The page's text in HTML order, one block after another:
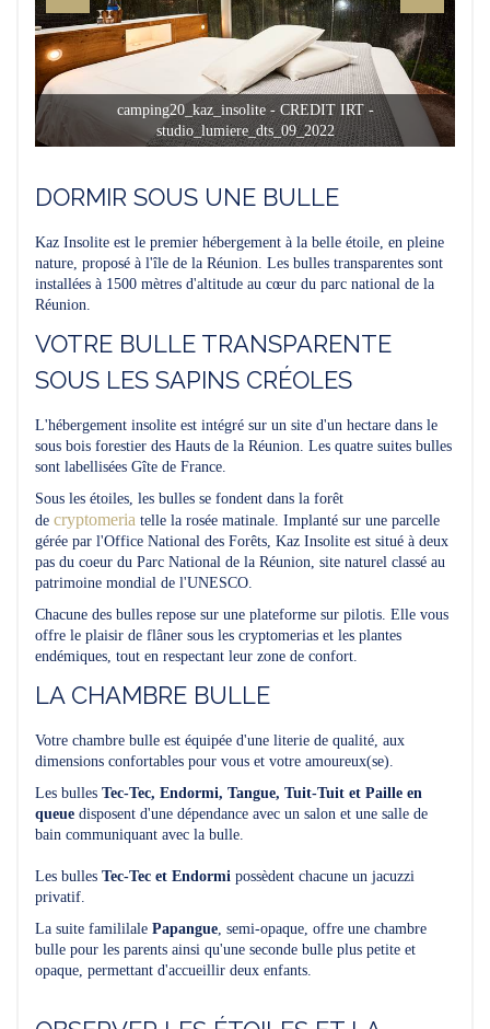
camping20_kaz_insolite - CREDIT IRT -
studio_lumiere_dts_09_2022
DORMIR SOUS UNE BULLE
Kaz Insolite est le premier hébergement à la belle étoile, en pleine
nature, proposé à l'île de la Réunion. Les bulles transparentes sont
installées à 1500 mètres d'altitude au cœur du parc national de la
Réunion.
VOTRE BULLE TRANSPARENTE
SOUS LES SAPINS CRÉOLES
L'hébergement insolite est intégré sur un site d'un hectare dans le
sous bois forestier des Hauts de la Réunion. Les quatre suites bulles
sont labellisées Gîte de France.
Sous les étoiles, les bulles se fondent dans la forêt
de cryptomeria telle la rosée matinale. Implanté sur une parcelle
gérée par l'Office National des Forêts, Kaz Insolite est situé à deux
pas du coeur du Parc National de la Réunion, site naturel classé au
patrimoine mondial de l'UNESCO.
Chacune des bulles repose sur une plateforme sur pilotis. Elle vous
offre le plaisir de flâner sous les cryptomerias et les plantes
endémiques, tout en respectant leur zone de confort.
LA CHAMBRE BULLE
Votre chambre bulle est équipée d'une literie de qualité, aux
dimensions confortables pour vous et votre amoureux(se).
Les bulles Tec-Tec, Endormi, Tangue, Tuit-Tuit et Paille en
queue disposent d'une dépendance avec un salon et une salle de
bain communiquant avec la bulle.
Les bulles Tec-Tec et Endormi possèdent chacune un jacuzzi
privatif.
La suite famililale Papangue, semi-opaque, offre une chambre
bulle pour les parents ainsi qu'une seconde bulle plus petite et
opaque, permettant d'accueillir deux enfants.